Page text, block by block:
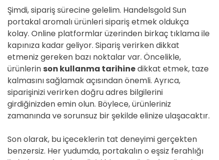
Şimdi, sipariş sürecine gelelim. Handelsgold Sun
portakal aromalı ürünleri sipariş etmek oldukça
kolay. Online platformlar üzerinden birkaç tıklama ile
kapınıza kadar geliyor. Sipariş verirken dikkat
etmeniz gereken bazı noktalar var. Öncelikle,
ürünlerin son kullanma tarihinedikkat etmek, taze
kalmasını sağlamak açısından önemli. Ayrıca,
siparişinizi verirken doğru adres bilgilerini
girdiğinizden emin olun. Böylece, ürünleriniz
zamanında ve sorunsuz bir şekilde elinize ulaşacaktır.
Son olarak, bu içeceklerin tat deneyimi gerçekten
benzersiz. Her yudumda, portakalın o eşsiz ferahlığı